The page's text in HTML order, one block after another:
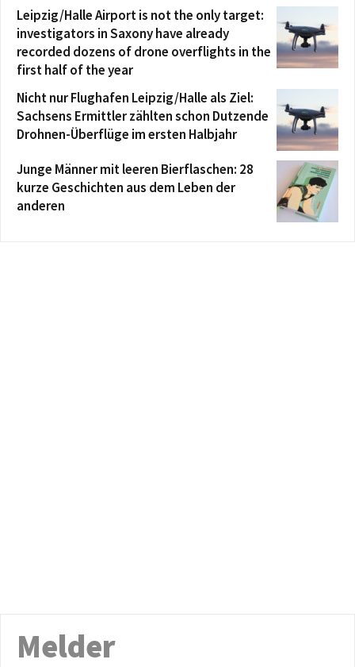
Leipzig/Halle Airport is not the only target:
investigators in Saxony have already
recorded dozens of drone overflights in the
first half of the year
Nicht nur Flughafen Leipzig/Halle als Ziel:
Sachsens Ermittler zählten schon Dutzende
Drohnen-Überflüge im ersten Halbjahr
Junge Männer mit leeren Bierflaschen: 28
kurze Geschichten aus dem Leben der
anderen
Melder